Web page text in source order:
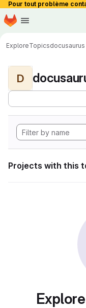
Pour tout problème
Skip to main content
Homepage
ExploreTopicsdocusaurus
D
Projects with this